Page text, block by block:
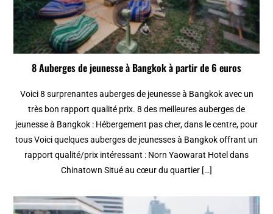
8 Auberges de jeunesse à Bangkok à partir de 6 euros
Voici 8 surprenantes auberges de jeunesse à Bangkok avec un
très bon rapport qualité prix. 8 des meilleures auberges de
jeunesse à Bangkok : Hébergement pas cher, dans le centre, pour
tous Voici quelques auberges de jeunesses à Bangkok offrant un
rapport qualité/prix intéressant : Norn Yaowarat Hotel dans
Chinatown Situé au cœur du quartier […]